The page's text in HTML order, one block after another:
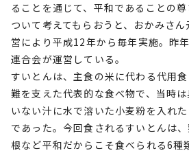
ることを通じて、平和であることの
ついて考えてもらおうと、おかみさ
営により平成12年から毎年実施。昨
連合会が運営している。
すいとんは、主食の米に代わる代用
難を支えた代表的な食べ物で、当時
いない汁に水で溶いた小麦粉を入れ
であった。今回食されるすいとんは
根など平和だからこそ食べられる6種